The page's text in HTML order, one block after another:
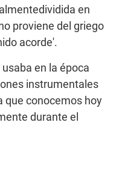
en
proviene del griego
acorde'.
en la época
instrumentales
que conocemos hoy
durante el